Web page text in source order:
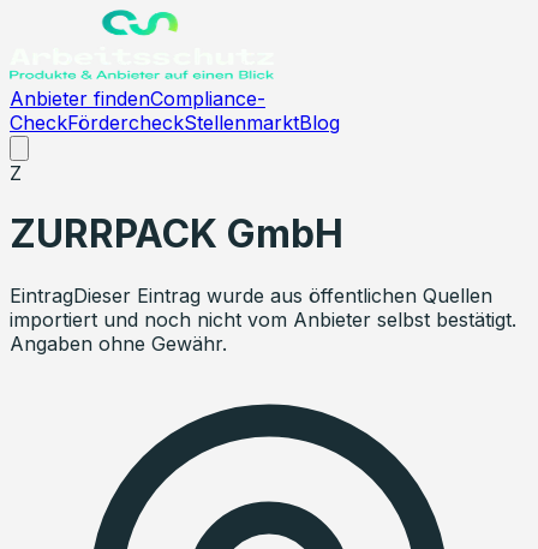
Anbieter findenCompliance-
CheckFördercheckStellenmarktBlog
Z
ZURRPACK GmbH
EintragDieser Eintrag wurde aus öffentlichen Quellen
importiert und noch nicht vom Anbieter selbst bestätigt.
Angaben ohne Gewähr.